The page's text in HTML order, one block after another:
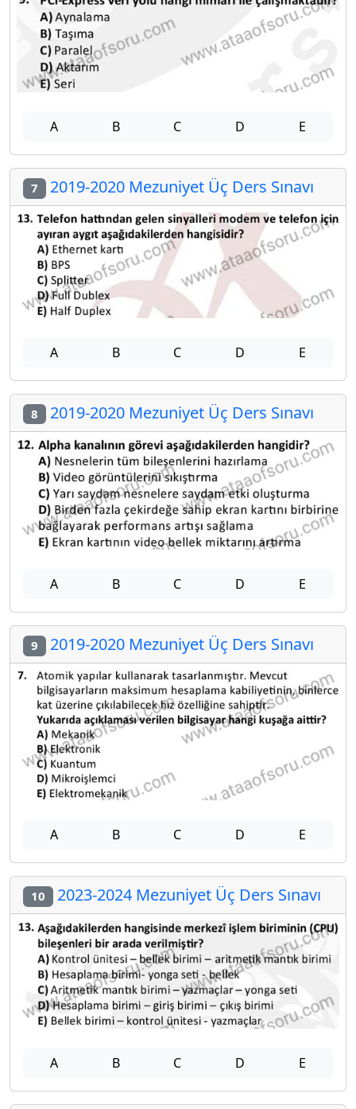
A B C D E
7 2019-2020 Mezuniyet Üç Ders Sınavı
A B C D E
8 2019-2020 Mezuniyet Üç Ders Sınavı
A B C D E
9 2019-2020 Mezuniyet Üç Ders Sınavı
A B C D E
10 2023-2024 Mezuniyet Üç Ders Sınavı
A B C D E